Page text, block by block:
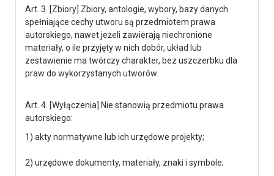
Art. 3. [Zbiory] Zbiory, antologie, wybory, bazy danych
spełniające cechy utworu są przedmiotem prawa
autorskiego, nawet jeżeli zawierają niechronione
materiały, o ile przyjęty w nich dobór, układ lub
zestawienie ma twórczy charakter, bez uszczerbku dla
praw do wykorzystanych utworów.
Art. 4. [Wyłączenia] Nie stanowią przedmiotu prawa
autorskiego:
1) akty normatywne lub ich urzędowe projekty;
2) urzędowe dokumenty, materiały, znaki i symbole;